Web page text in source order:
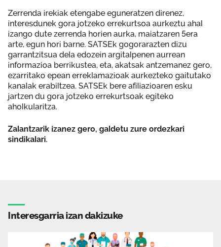
Zerrenda irekiak etengabe eguneratzen direnez,
interesdunek gora jotzeko errekurtsoa aurkeztu ahal
izango dute zerrenda horien aurka, maiatzaren 5era
arte, egun hori barne. SATSEk gogorarazten dizu
garrantzitsua dela edozein argitalpenen aurrean
informazioa berrikustea, eta, akatsak antzemanez gero,
ezarritako epean erreklamazioak aurkezteko gaitutako
kanalak erabiltzea. SATSEk bere afiliazioaren esku
jartzen du gora jotzeko errekurtsoak egiteko
aholkularitza.
Zalantzarik izanez gero, galdetu zure ordezkari
sindikalari.
Interesgarria izan dakizuke